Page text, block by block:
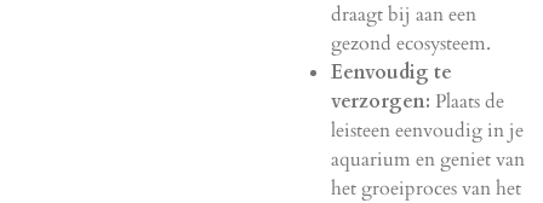
draagt bij aan een
gezond ecosysteem.
Eenvoudig te
verzorgen: Plaats de
leisteen eenvoudig in je
aquarium en geniet van
het groeiproces van het